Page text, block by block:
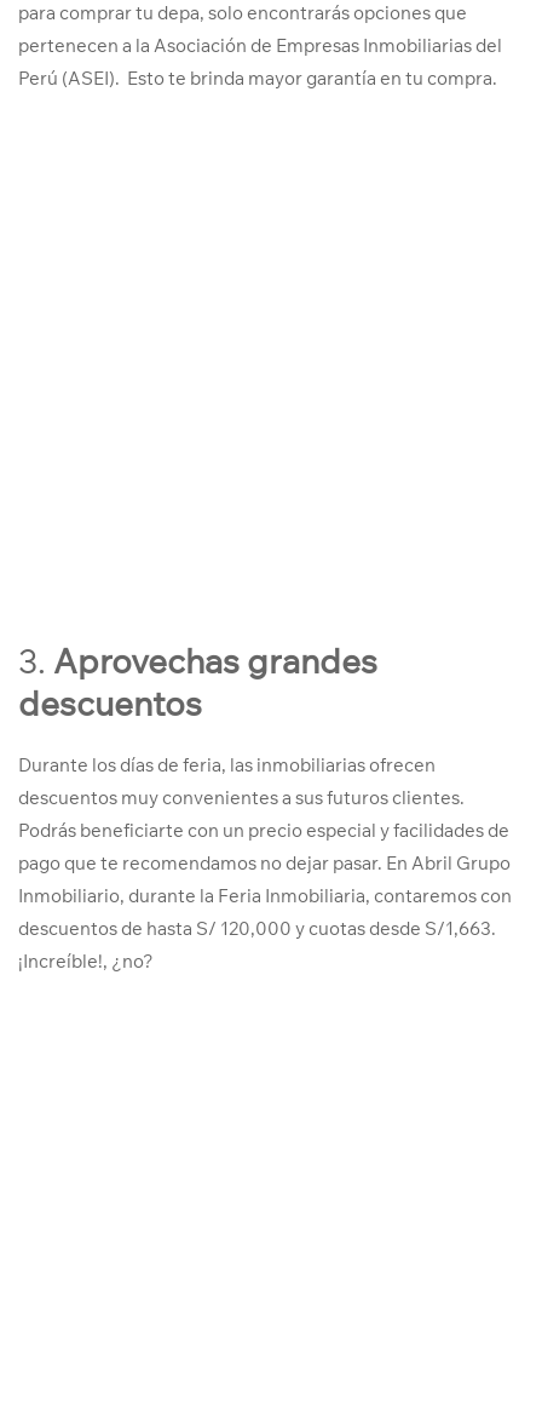
para comprar tu depa, solo encontrarás opciones que
pertenecen a la Asociación de Empresas Inmobiliarias del
Perú (ASEI). Esto te brinda mayor garantía en tu compra.
3. Aprovechas grandes
descuentos
Durante los días de feria, las inmobiliarias ofrecen
descuentos muy convenientes a sus futuros clientes.
Podrás beneficiarte con un precio especial y facilidades de
pago que te recomendamos no dejar pasar. En Abril Grupo
Inmobiliario, durante la Feria Inmobiliaria, contaremos con
descuentos de hasta S/ 120,000 y cuotas desde S/1,663.
¡Increíble!, ¿no?